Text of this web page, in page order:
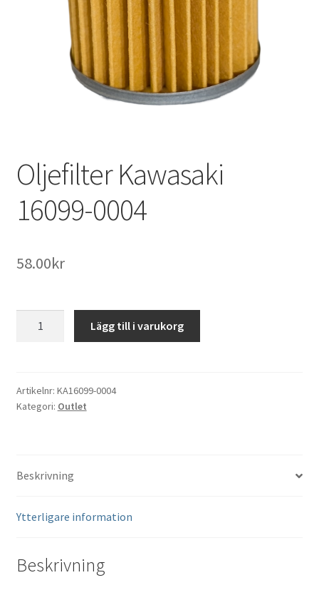
Kontakta oss
Oljefilter Kawasaki
16099-0004
58.00kr
mängd
Lägg till i varukorg
Artikelnr: KA16099-0004
Kategori: Outlet
Beskrivning
Ytterligare information
Beskrivning